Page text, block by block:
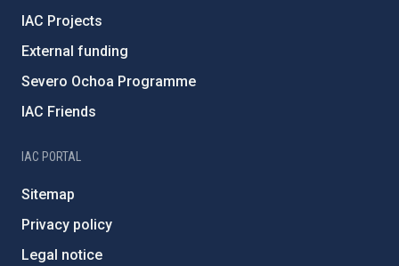
IAC Projects
External funding
Severo Ochoa Programme
IAC Friends
IAC PORTAL
Sitemap
Privacy policy
Legal notice